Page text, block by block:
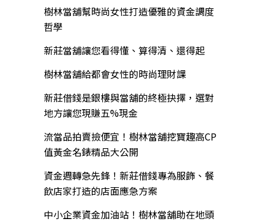
樹林當舖幫時尚女性打造優雅的資金調度
哲學
新莊當舖讓您看得懂、算得清、還得起
樹林當舖給都會女性的時尚理財課
新莊借錢是銀樓與當舖的終極抉擇，選對
地方讓您現賺五%現金
流當品拍賣撿便宜！樹林當舖挖寶趣高CP
值黃金名錶精品大公開
資金週轉急先鋒！新莊借錢專為服飾、餐
飲店家打造的店面應急方案
中小企業資金加油站！樹林當舖助在地頭